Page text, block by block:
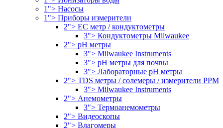
1"> Насосы
1"> Приборы измерители
2"> EC метр / кондуктометры
3"> Кондуктометры Milwaukee
2"> pH метры
3"> Milwaukee Instruments
3"> pH метры для почвы
3"> Лабораторные pH метры
2"> TDS метры / солемеры / измерители PPM
3"> Milwaukee Instruments
2"> Анемометры
3"> Термоанемометры
2"> Видеоскопы
2"> Влагомеры